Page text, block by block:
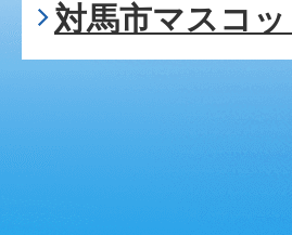
対馬市マスコ